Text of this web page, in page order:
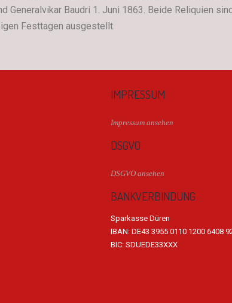
Generalvikar Baudri 1. Juni 1863. Beide Reliquien
Festtagen ausgestellt.
IMPRESSUM
Impressum ansehen
DSGVO
DSGVO ansehen
BANKVERBINDUNG
Sparkasse Düren
IBAN: DE43 3955 0110 1200 6408
BIC: SDUEDE33XXX